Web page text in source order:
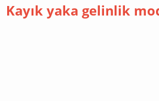
Kayık yaka gelinlik